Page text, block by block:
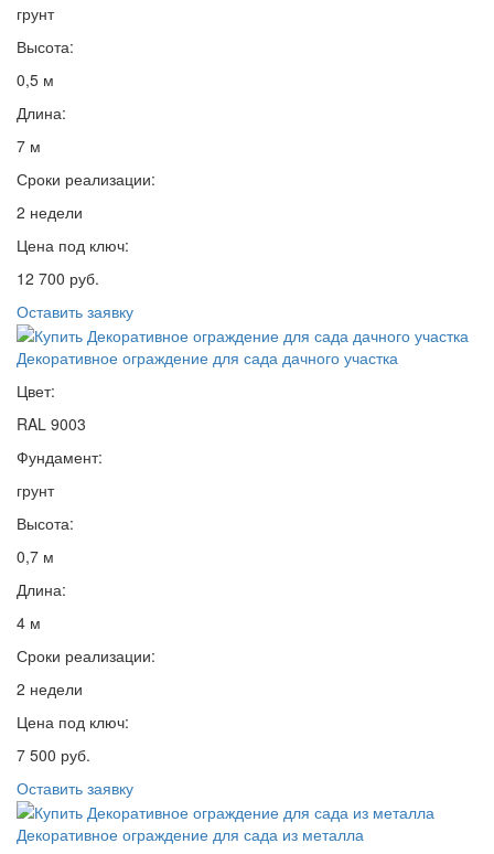
грунт
Высота:
0,5 м
Длина:
7 м
Сроки реализации:
2 недели
Цена под ключ:
12 700 руб.
Оставить заявку
Декоративное ограждение для сада дачного участка
Цвет:
RAL 9003
Фундамент:
грунт
Высота:
0,7 м
Длина:
4 м
Сроки реализации:
2 недели
Цена под ключ:
7 500 руб.
Оставить заявку
Декоративное ограждение для сада из металла